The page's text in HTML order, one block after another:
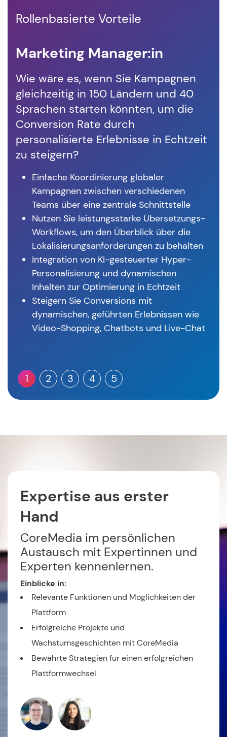
Rollenbasierte Vorteile
Marketing Manager:in
Wie wäre es, wenn Sie Kampagnen
gleichzeitig in 150 Ländern und 40
Sprachen starten könnten, um die
Conversion Rate durch
personalisierte Erlebnisse in Echtzeit
zu steigern?
Einfache Koordinierung globaler
Kampagnen zwischen verschiedenen
Teams über eine zentrale Schnittstelle
Nutzen Sie leistungsstarke Übersetzungs-
Workflows, um den Überblick über die
Lokalisierungsanforderungen zu behalten
Integration von KI-gesteuerter Hyper-
Personalisierung und dynamischen
Inhalten zur Optimierung in Echtzeit
Steigern Sie Conversions mit
dynamischen, geführten Erlebnissen wie
Video-Shopping, Chatbots und Live-Chat
1 2 3 4 5
Expertise aus erster
Hand
CoreMedia im persönlichen
Austausch mit Expertinnen und
Experten kennenlernen.
Einblicke in:
Relevante Funktionen und Möglichkeiten der
Plattform
Erfolgreiche Projekte und
Wachstumsgeschichten mit CoreMedia
Bewährte Strategien für einen erfolgreichen
Plattformwechsel